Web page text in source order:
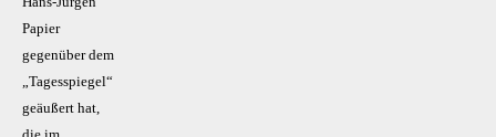
Papier
gegenüber dem
„Tagesspiegel“
geäußert hat,